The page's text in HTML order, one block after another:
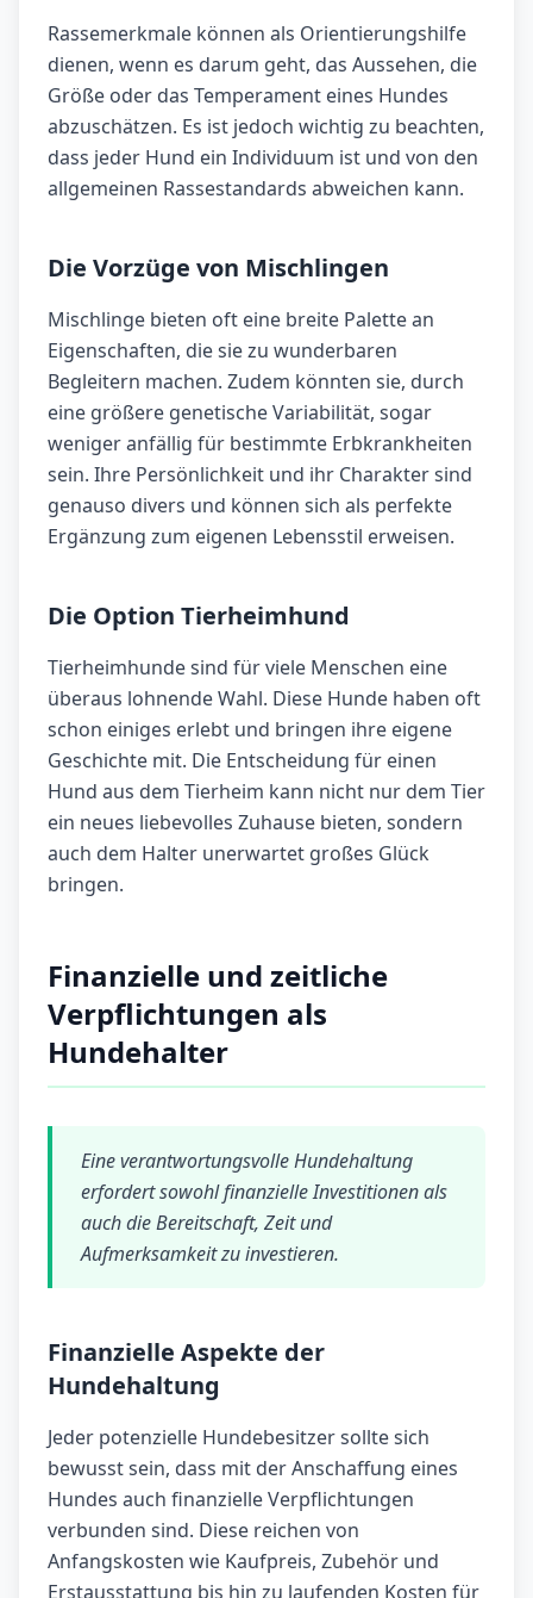
Rassemerkmale können als Orientierungshilfe
dienen, wenn es darum geht, das Aussehen, die
Größe oder das Temperament eines Hundes
abzuschätzen. Es ist jedoch wichtig zu beachten,
dass jeder Hund ein Individuum ist und von den
allgemeinen Rassestandards abweichen kann.
Die Vorzüge von Mischlingen
Mischlinge bieten oft eine breite Palette an
Eigenschaften, die sie zu wunderbaren
Begleitern machen. Zudem könnten sie, durch
eine größere genetische Variabilität, sogar
weniger anfällig für bestimmte Erbkrankheiten
sein. Ihre Persönlichkeit und ihr Charakter sind
genauso divers und können sich als perfekte
Ergänzung zum eigenen Lebensstil erweisen.
Die Option Tierheimhund
Tierheimhunde sind für viele Menschen eine
überaus lohnende Wahl. Diese Hunde haben oft
schon einiges erlebt und bringen ihre eigene
Geschichte mit. Die Entscheidung für einen
Hund aus dem Tierheim kann nicht nur dem Tier
ein neues liebevolles Zuhause bieten, sondern
auch dem Halter unerwartet großes Glück
bringen.
Finanzielle und zeitliche
Verpflichtungen als
Hundehalter
Eine verantwortungsvolle Hundehaltung
erfordert sowohl finanzielle Investitionen als
auch die Bereitschaft, Zeit und
Aufmerksamkeit zu investieren.
Finanzielle Aspekte der
Hundehaltung
Jeder potenzielle Hundebesitzer sollte sich
bewusst sein, dass mit der Anschaffung eines
Hundes auch finanzielle Verpflichtungen
verbunden sind. Diese reichen von
Anfangskosten wie Kaufpreis, Zubehör und
Erstausstattung bis hin zu laufenden Kosten für